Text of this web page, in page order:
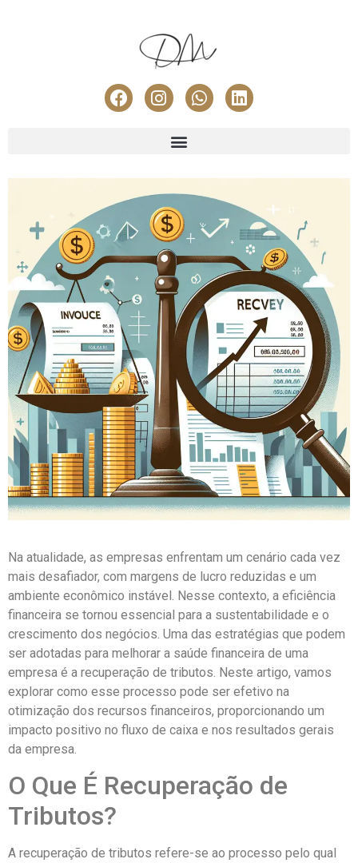
Na atualidade, as empresas enfrentam um cenário cada vez
mais desafiador, com margens de lucro reduzidas e um
ambiente econômico instável. Nesse contexto, a eficiência
financeira se tornou essencial para a sustentabilidade e o
crescimento dos negócios. Uma das estratégias que podem
ser adotadas para melhorar a saúde financeira de uma
empresa é a recuperação de tributos. Neste artigo, vamos
explorar como esse processo pode ser efetivo na
otimização dos recursos financeiros, proporcionando um
impacto positivo no fluxo de caixa e nos resultados gerais
da empresa.
O Que É Recuperação de
Tributos?
A recuperação de tributos refere-se ao processo pelo qual